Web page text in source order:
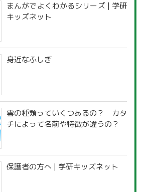
まんがでよくわかるシリーズ | 学研
キッズネット
身近なふしぎ
雲の種類っていくつあるの？ カタ
チによって名前や特徴が違うの？
保護者の方へ | 学研キッズネット